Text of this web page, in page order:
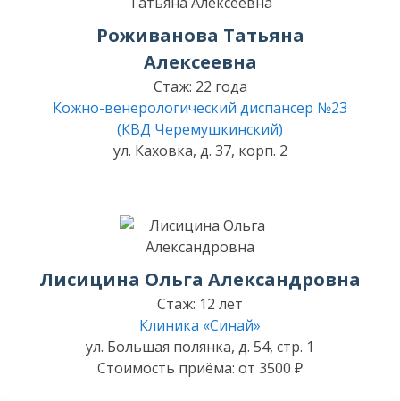
Роживанова Татьяна
Алексеевна
Стаж: 22 года
Кожно-венерологический диспансер №23
(КВД Черемушкинский)
ул. Каховка, д. 37, корп. 2
Лисицина Ольга Александровна
Стаж: 12 лет
Клиника «Синай»
ул. Большая полянка, д. 54, стр. 1
Стоимость приёма: от 3500 ₽